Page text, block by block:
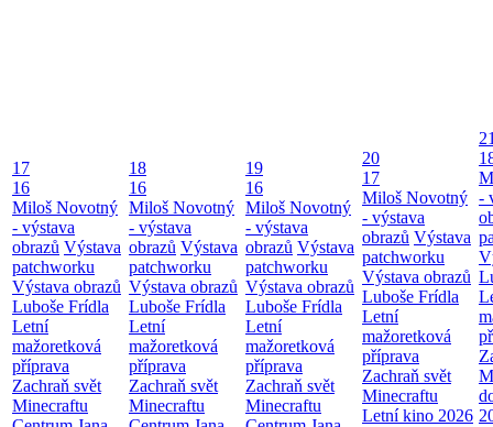
17
16
Miloš Novotný
- výstava
obrazů Výstava
patchworku
Výstava obrazů
Luboše Frídla
Letní
mažoretková
příprava
Zachraň svět
Minecraftu
18
16
Miloš Novotný
- výstava
obrazů Výstava
patchworku
Výstava obrazů
Luboše Frídla
Letní
mažoretková
příprava
Zachraň svět
Minecraftu
19
16
Miloš Novotný
- výstava
obrazů Výstava
patchworku
Výstava obrazů
Luboše Frídla
Letní
mažoretková
příprava
Zachraň svět
Minecraftu
20
17
Miloš Novotný
- výstava
obrazů Výstava
patchworku
Výstava obrazů
Luboše Frídla
Letní
mažoretková
příprava
Zachraň svět
Minecraftu
Letní kino 2026
-